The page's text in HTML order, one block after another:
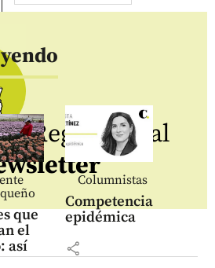
que
el
así
Columnistas
Competencia
epidémica
share
Regístrate al